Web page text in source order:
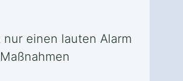
einen lauten Alarm